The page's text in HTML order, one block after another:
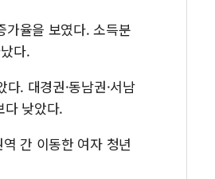
가율을 보였다. 소득분
다.
. 대경권·동남권·서남
낮았다.
간 이동한 여자 청년